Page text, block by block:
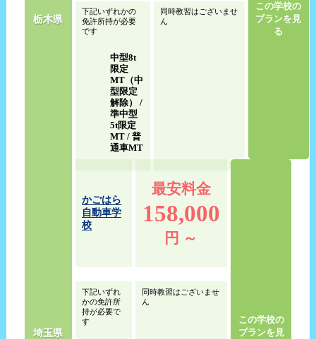
栃木県
下記いずれかの
免許所持が必要
です
中型8t
限定
MT（中
型限定
解除） /
準中型
5t限定
MT / 普
通車MT
同時教習はございませ
ん
この学校の
プランを見
る
埼玉県
かごはら
自動車学
校
最安料金
158,000
円 ～
下記いずれ
かの免許所
持が必要で
す
同時教習はございませ
ん
この学校の
プランを見